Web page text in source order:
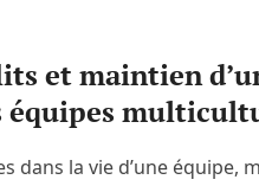
et maintien
équipes
dans la vie d’une équipe,